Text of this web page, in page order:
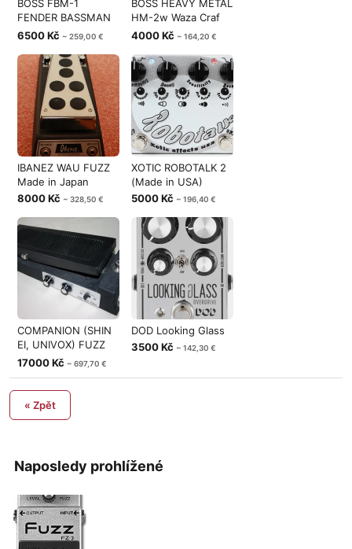
Naposledy prohlížené
BOSS FBM-1
FENDER BASSMAN
59 Legend Series
6500 Kč ~ 259,00 €
BOSS HEAVY METAL
HM-2w Waza Craf
Made in Japa
4000 Kč ~ 164,20 €
IBANEZ WAU FUZZ
Made in Japan
8000 Kč ~ 328,50 €
XOTIC ROBOTALK 2
(Made in USA)
5000 Kč ~ 196,40 €
COMPANION (SHIN
EI, UNIVOX) FUZZ
WAH 8 TR
17000 Kč ~ 697,70 €
DOD Looking Glass
3500 Kč ~ 142,30 €
« Zpět